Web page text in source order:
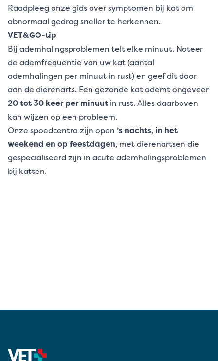
Raadpleeg onze gids oversymptomen bij katom
abnormaal gedrag sneller te herkennen.
VET&GO-tip
Bij ademhalingsproblemen telt elke minuut. Noteer
de ademfrequentie van uw kat (aantal
ademhalingen per minuut in rust) en geef dit door
aan de dierenarts. Een gezonde kat ademt ongeveer
20 tot 30 keer per minuut in rust. Alles daarboven
kan wijzen op een probleem.
Onze spoedcentra zijn open ’s nachts, in het
weekend en op feestdagen, met dierenartsen die
gespecialiseerd zijn in acute ademhalingsproblemen
bij katten.